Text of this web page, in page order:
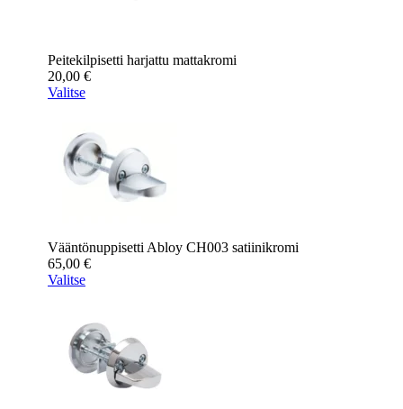
Peitekilpisetti harjattu mattakromi
20,00 €
Valitse
Vääntönuppisetti Abloy CH003 satiinikromi
65,00 €
Valitse